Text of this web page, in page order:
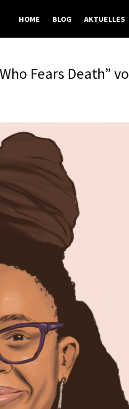
HOME BLOG AKTUELLES
Fears Death”